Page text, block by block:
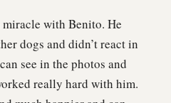
with Benito. He
dogs and didn’t react in
see in the photos and
really hard with him.